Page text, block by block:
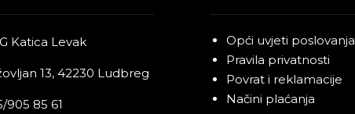
Katica Levak
13, 42230 Ludbreg
905 85 61
Opći uvjeti poslovanja
Pravila privatnosti
Povrat i reklamacije
Načini plaćanja